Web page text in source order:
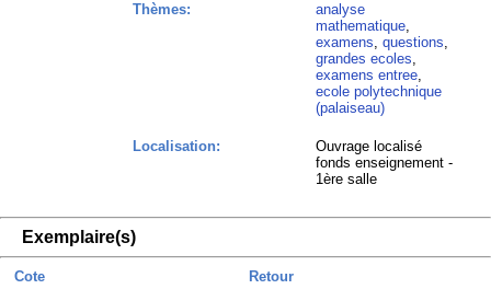
Thèmes:
analyse
mathematique,
examens,questions,
grandes ecoles,
examens entree,
ecole polytechnique
(palaiseau)
Localisation:
Ouvrage localisé
fonds enseignement -
1ère salle
Exemplaire(s)
Cote
Retour